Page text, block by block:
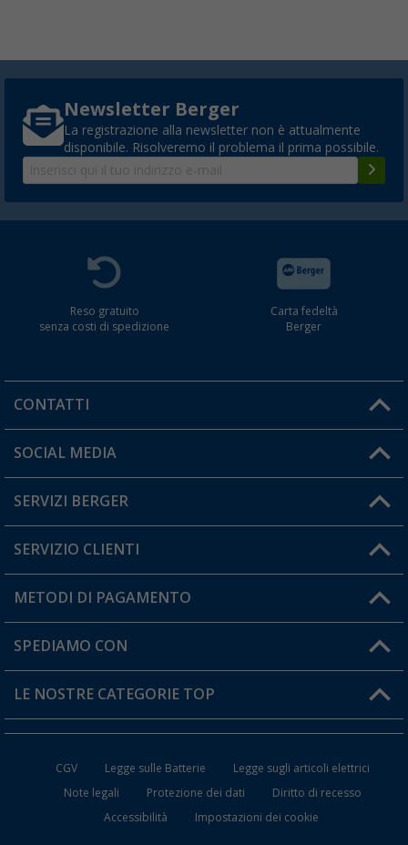
Newsletter Berger
La registrazione alla newsletter non è attualmente
disponibile. Risolveremo il problema il prima possibile.
Reso gratuito
senza costi di spedizione
Carta fedeltà
Berger
CONTATTI
Orari di apertura del servizio:
Hai una domanda?
SOCIAL MEDIA
SERVIZI BERGER
Diventare rivenditori
Il mio Account
Carta fedeltà Berger
SERVIZIO CLIENTI
Informazioni sulla spedizione
Resi
FAQ e Contatti
METODI DI PAGAMENTO
SPEDIAMO CON
LE NOSTRE CATEGORIE TOP
WC da Campeggio
Mobili per il Campeggio
CGV Legge sulle Batterie
Legge sugli articoli elettrici
Note legali
Protezione dei dati
Diritto di recesso
Accessibilità
Impostazioni dei cookie